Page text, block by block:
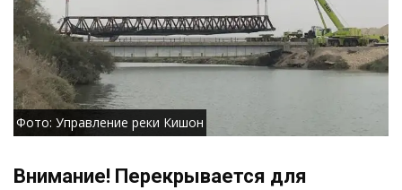
Фото: Управление реки Кишон
Внимание! Перекрывается для